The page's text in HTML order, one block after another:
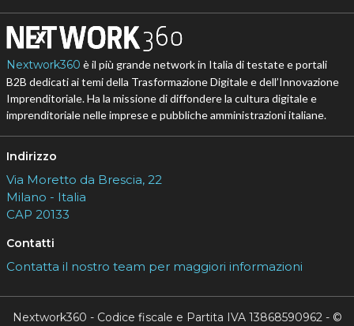
Nextwork360 è il più grande network in Italia di testate e portali
B2B dedicati ai temi della Trasformazione Digitale e dell’Innovazione
Imprenditoriale. Ha la missione di diffondere la cultura digitale e
imprenditoriale nelle imprese e pubbliche amministrazioni italiane.
Indirizzo
Via Moretto da Brescia, 22
Milano - Italia
CAP 20133
Contatti
Contatta il nostro team per maggiori informazioni
Nextwork360 - Codice fiscale e Partita IVA 13868590962 - ©